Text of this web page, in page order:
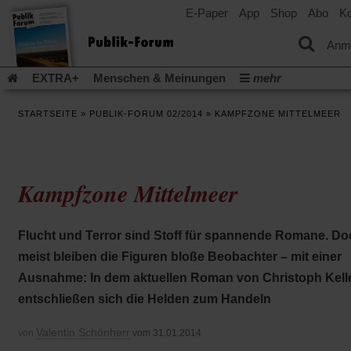
E-Paper App Shop Abo
EXTRA+ Menschen & Meinungen
mehr
Leserinitiative Publik-Forum e.V.
Urlaub und Nichtstun
einem
neuen
Tab)
einem
neuen
Tab)
Gleichberechtigung
Künstliche Intelligenz(Öffnet
einem
neuen
Was gibt
Krieg und Frieden(Öffnet
einem
neuen
Gott neu denken Krieg in der Ukraine
Flucht und Migration
Video-Podcast »Veranstaltungen«
Podcast »Veranstaltungen«
Schriftgröße ändern:
STARTSEITE » PUBLIK-FORUM 02/2014 » KAMPFZONE MITTELMEER
Kampfzone Mittelmeer
Flucht und Terror sind Stoff für spannende Romane.
meist bleiben die Figuren bloße Beobachter – mit einer
Ausnahme: In dem aktuellen Roman von Christoph
entschließen sich die Helden zum Handeln
von Valentin Schönherr vom 31.01.2014